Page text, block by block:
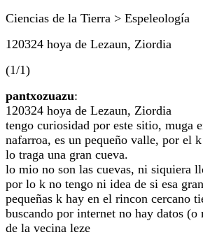
Ciencias de la Tierra > Espeleología
120324 hoya de Lezaun, Ziordia
(1/1)
pantxozuazu:
120324 hoya de Lezaun, Ziordia
tengo curiosidad por este sitio, muga
nafarroa, es un pequeño valle, por el
lo traga una gran cueva.
lo mio no son las cuevas, ni siquiera
por lo k no tengo ni idea de si esa
pequeñas k hay en el rincon cercano
buscando por internet no hay datos (o
de la vecina leze